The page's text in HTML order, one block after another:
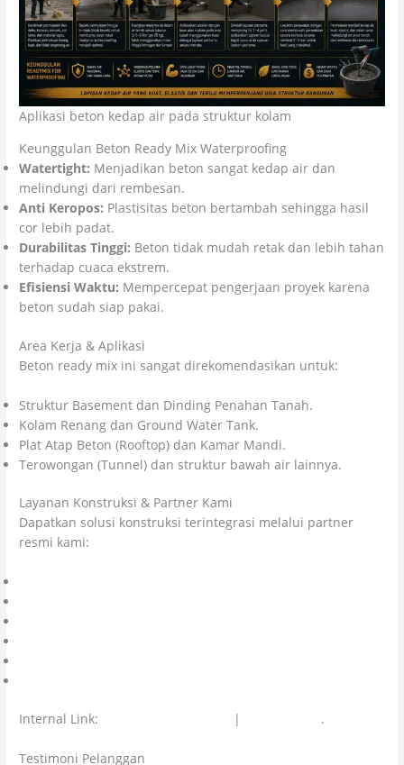
Aplikasi beton kedap air pada struktur kolam
Keunggulan Beton Ready Mix Waterproofing
Watertight: Menjadikan beton sangat kedap air dan
melindungi dari rembesan.
Anti Keropos: Plastisitas beton bertambah sehingga hasil
cor lebih padat.
Durabilitas Tinggi: Beton tidak mudah retak dan lebih tahan
terhadap cuaca ekstrem.
Efisiensi Waktu: Mempercepat pengerjaan proyek karena
beton sudah siap pakai.
Area Kerja & Aplikasi
Beton ready mix ini sangat direkomendasikan untuk:
Struktur Basement dan Dinding Penahan Tanah.
Kolam Renang dan Ground Water Tank.
Plat Atap Beton (Rooftop) dan Kamar Mandi.
Terowongan (Tunnel) dan struktur bawah air lainnya.
Layanan Konstruksi & Partner Kami
Dapatkan solusi konstruksi terintegrasi melalui partner
resmi kami:
Internal Link: | .
Testimoni Pelanggan